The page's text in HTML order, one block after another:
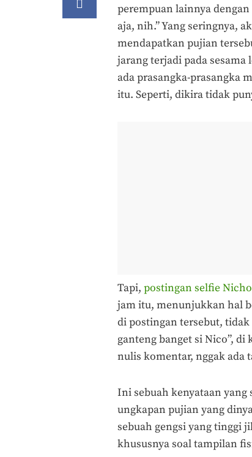
perempuan lainnya
aja, nih.” Yang seringnya,
mendapatkan pujian
jarang terjadi pada
ada prasangka-prasangka
itu. Seperti, dikira tidak
Tapi, postingan selfie
jam itu, menunjukkan hal
di postingan tersebut,
ganteng banget si Nico”,
nulis komentar, nggak ada
Ini sebuah kenyataan
ungkapan pujian yang
sebuah gengsi yang tinggi
khususnya soal tampilan